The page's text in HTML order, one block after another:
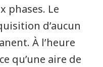
phases. Le
d’aucun
À l’heure
qu’une aire de